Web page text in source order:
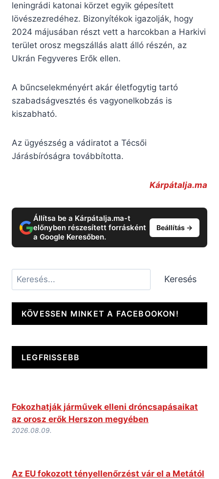
leningrádi katonai körzet egyik gépesített
lövészezredéhez. Bizonyítékok igazolják, hogy
2024 májusában részt vett a harcokban a Harkivi
terület orosz megszállás alatt álló részén, az
Ukrán Fegyveres Erők ellen.
A bűncselekményért akár életfogytig tartó
szabadságvesztés és vagyonelkobzás is
kiszabható.
Az ügyészség a vádiratot a Técsői
Járásbíróságra továbbította.
Kárpátalja.ma
Állítsa be a Kárpátalja.ma-t
előnyben részesített forrásként
a Google Keresőben.
Beállítás →
Keresés Keresés
KÖVESSEN MINKET A FACEBOOKON!
LEGFRISSEBB
Fokozhatják járművek elleni dróncsapásaikat
az orosz erők Herszon megyében
2026.08.09.
Az EU fokozott tényellenőrzést vár el a Metától